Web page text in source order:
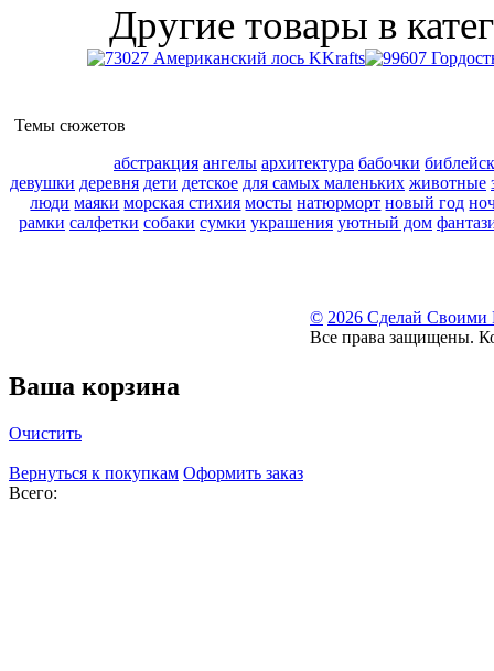
Другие товары в
Темы сюжетов
абстракция ангелы архитектура бабочки
девушки деревня дети детское для самых маленьких животные
люди маяки морская стихия мосты натюрморт новый год
рамки салфетки собаки сумки украшения уютный дом
© 2026 Сделай Своими
Все права защищены.
Ваша корзина
Очистить
Вернуться к покупкам Оформить заказ
Всего: